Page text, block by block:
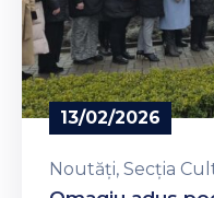
13/02/2026
Noutăți‚ Secția